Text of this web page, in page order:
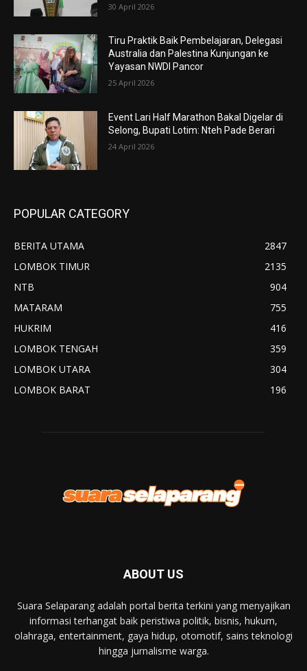
30 April 2026
Tiru Praktik Baik Pembelajaran, Delegasi
Australia dan Palestina Kunjungan ke
Yayasan NWDI Pancor
25 April 2026
Event Lari Half Marathon Bakal Digelar di
Selong, Bupati Lotim: Nteh Pade Berari
24 April 2026
POPULAR CATEGORY
BERITA UTAMA
2847
LOMBOK TIMUR
2135
NTB
904
MATARAM
755
HUKRIM
416
LOMBOK TENGAH
359
LOMBOK UTARA
304
LOMBOK BARAT
196
ABOUT US
Suara Selaparang adalah portal berita terkini yang menyajikan
informasi terhangat baik peristiwa politik, bisnis, hukum,
olahraga, entertainment, gaya hidup, otomotif, sains teknologi
hingga jurnalisme warga.